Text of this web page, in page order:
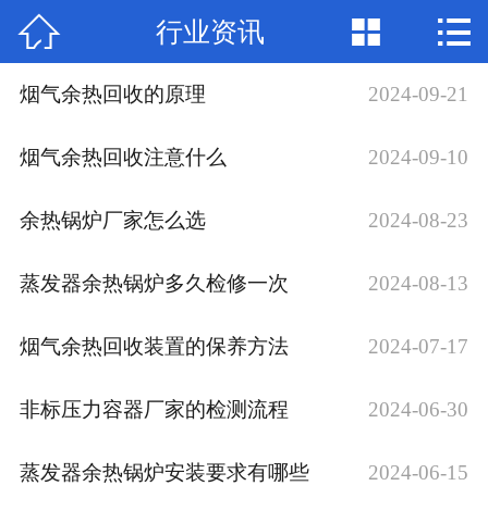
网站首页
工程案例
联系我们
加入我们
 行业资讯  
烟气余热回收的原理 2024-09-21
烟气余热回收注意什么 2024-09-10
余热锅炉厂家怎么选 2024-08-23
蒸发器余热锅炉多久检修一次 2024-08-13
烟气余热回收装置的保养方法 2024-07-17
非标压力容器厂家的检测流程 2024-06-30
蒸发器余热锅炉安装要求有哪些 2024-06-15